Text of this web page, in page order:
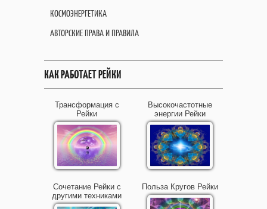
КОСМОЭНЕРГЕТИКА
АВТОРСКИЕ ПРАВА И ПРАВИЛА
КАК РАБОТАЕТ РЕЙКИ
Трансформация с
Рейки
Высокочастотные
энергии Рейки
Сочетание Рейки с
другими техниками
Польза Кругов Рейки